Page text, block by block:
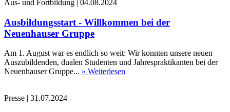
Aus- und Fortbildung | 04.08.2024
Ausbildungsstart - Willkommen bei der
Neuenhauser Gruppe
Am 1. August war es endlich so weit: Wir konnten unsere neuen
Auszubildenden, dualen Studenten und Jahrespraktikanten bei der
Neuenhauser Gruppe... » Weiterlesen
Presse | 31.07.2024